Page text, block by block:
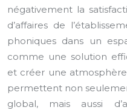
négativement la
d’affaires de
phoniques dans un
comme une solution
et créer une
permettent non
global, mais aussi